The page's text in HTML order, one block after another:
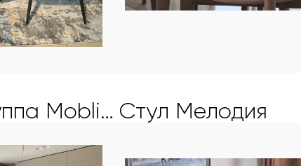
Столовая группа Mobliberica Стул Мелодия